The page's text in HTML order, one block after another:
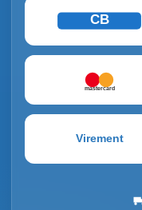
CB
mastercard
Virement